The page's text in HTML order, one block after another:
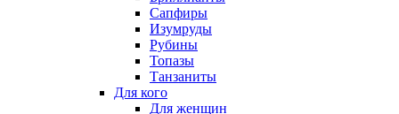
Сапфиры
Изумруды
Рубины
Топазы
Танзаниты
Для кого
Для женщин